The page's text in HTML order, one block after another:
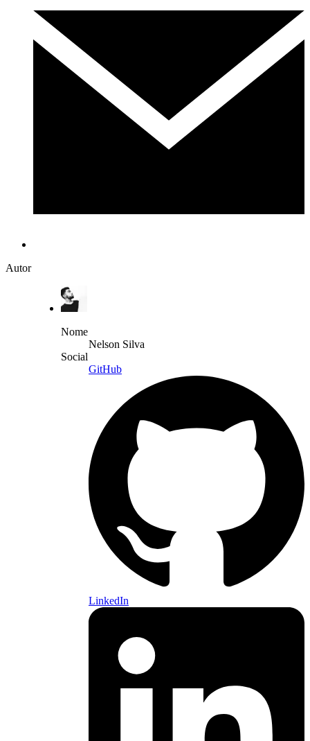
Autor
Nome
Nelson Silva
Social
GitHub
LinkedIn